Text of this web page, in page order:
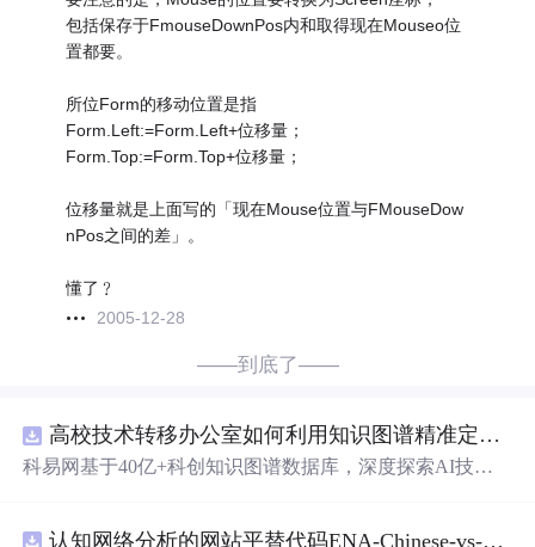
包括保存于FmouseDownPos内和取得现在Mouseo位
置都要。
所位Form的移动位置是指
Form.Left:=Form.Left+位移量；
Form.Top:=Form.Top+位移量；
位移量就是上面写的「现在Mouse位置与FMouseDow
nPos之间的差」。
懂了﹖
2005-12-28
——到底了——
高校技术转移办公室如何利用知识图谱精准定位产业需求与技术适配点？.docx
科易网基于40亿+科创知识图谱数据库，深度探索AI技术
新领域的AI+数智化解决方案，推动科技创新与产业创新认知网络分析的网站平替代码ENA-Chinese-vs-English-reproducible.zip